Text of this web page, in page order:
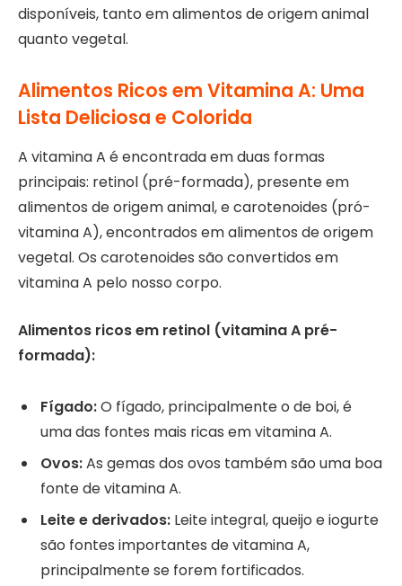
disponíveis, tanto em alimentos de origem animal
quanto vegetal.
Alimentos Ricos em Vitamina A: Uma
Lista Deliciosa e Colorida
A vitamina A é encontrada em duas formas
principais: retinol (pré-formada), presente em
alimentos de origem animal, e carotenoides (pró-
vitamina A), encontrados em alimentos de origem
vegetal. Os carotenoides são convertidos em
vitamina A pelo nosso corpo.
Alimentos ricos em retinol (vitamina A pré-
formada):
Fígado:O fígado, principalmente o de boi, é
uma das fontes mais ricas em vitamina A.
Ovos:As gemas dos ovos também são uma boa
fonte de vitamina A.
Leite e derivados: Leite integral, queijo e iogurte
são fontes importantes de vitamina A,
principalmente se forem fortificados.